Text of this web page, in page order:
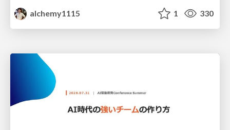
alchemy1115
1 330